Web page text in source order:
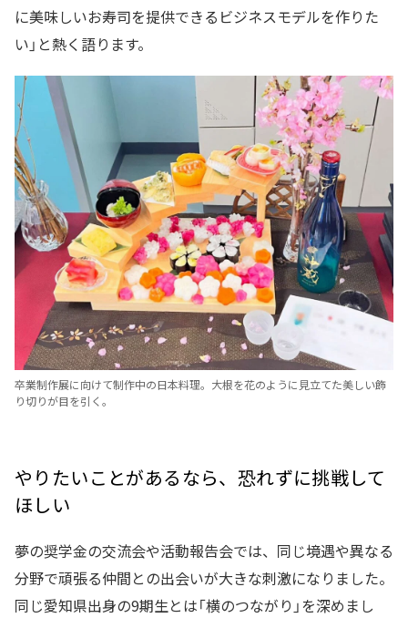
に美味しいお寿司を提供できるビジネスモデルを作りた
い」と熱く語ります。
卒業制作展に向けて制作中の日本料理。大根を花のように見立てた美しい飾
り切りが目を引く。
やりたいことがあるなら、恐れずに挑戦して
ほしい
夢の奨学金の交流会や活動報告会では、同じ境遇や異なる
分野で頑張る仲間との出会いが大きな刺激になりました。
同じ愛知県出身の9期生とは「横のつながり」を深めまし